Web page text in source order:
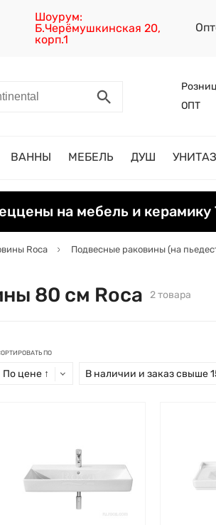
Шоурум:
Б.Черёмушкинская 20,
корп.1
ОПТ
ВАННЫ МЕБЕЛЬ ДУШ
на мебель и
Roca Подвесные раковины (на
80 см Roca 2 товара
ПО
По цене ↑ В наличии и заказ свыше